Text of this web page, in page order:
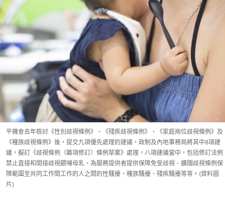
平機會去年檢討《性別歧視條例》、《殘疾歧視條例》、《家庭崗位歧視條例》及
《種族歧視條例》後，提交九項優先處理的建議，政制及內地事務局將其中8項建
議，擬訂《歧視條例（雜項修訂）條例草案》處理，八項建議當中，包括修訂法例
禁止直接和間接歧視餵哺母乳、為服務提供者提供保障免受歧視、擴闊歧視條例保
障範圍至共同工作間工作的人之間的性騷擾、種族騷擾、殘疾騷擾等等。(資料圖
片)